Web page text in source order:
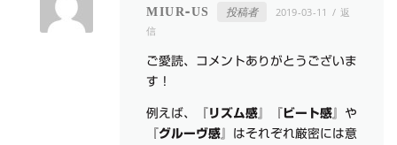
MIUR-US 投稿者 2019-03-11
返
信
ご愛読、コメントありがとうございま
す！
例えば、 『リズム感』『ビート感』 や
『グルーヴ感』 はそれぞれ厳密には意